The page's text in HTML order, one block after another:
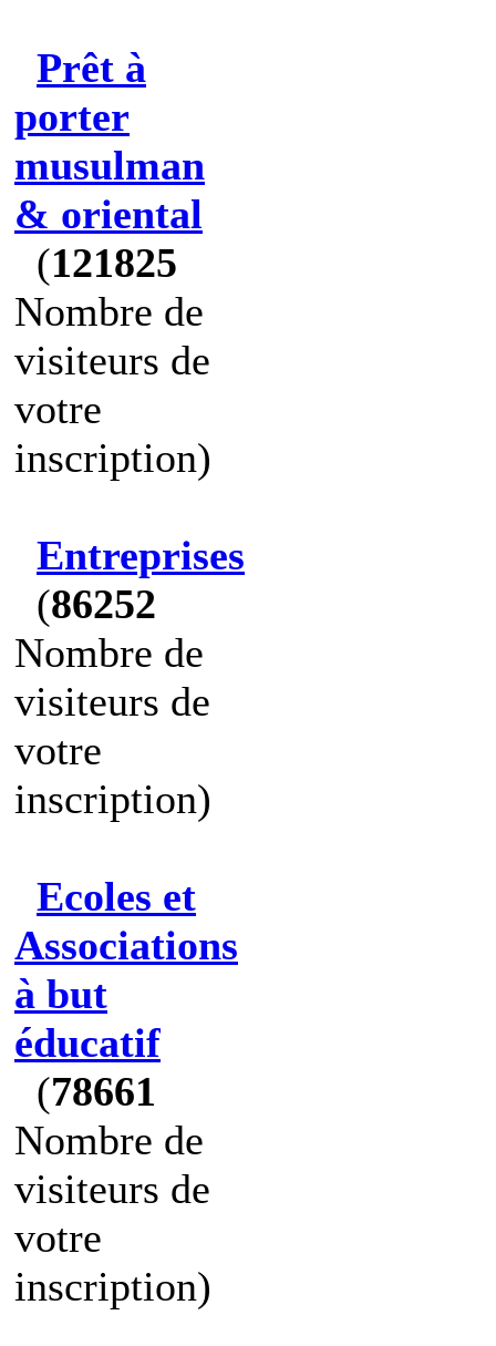
Prêt à
porter
musulman
& oriental
(121825
Nombre de
visiteurs de
votre
inscription)
Entreprises
(86252
Nombre de
visiteurs de
votre
inscription)
Ecoles et
Associations
à but
éducatif
(78661
Nombre de
visiteurs de
votre
inscription)